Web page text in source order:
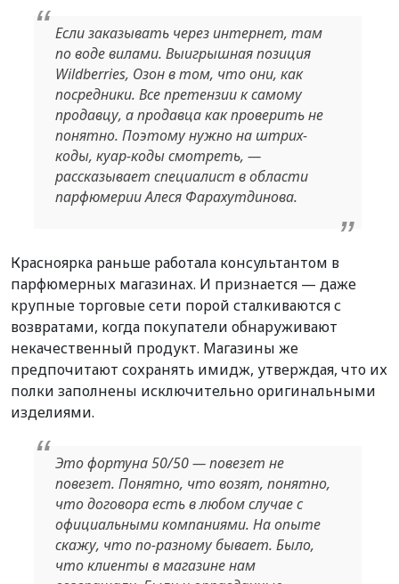
Если заказывать через интернет, там
по воде вилами. Выигрышная позиция
Wildberries, Озон в том, что они, как
посредники. Все претензии к самому
продавцу, а продавца как проверить не
понятно. Поэтому нужно на штрих-
коды, куар-коды смотреть, —
рассказывает специалист в области
парфюмерии Алеся Фарахутдинова.
Красноярка раньше работала консультантом в
парфюмерных магазинах. И признается — даже
крупные торговые сети порой сталкиваются с
возвратами, когда покупатели обнаруживают
некачественный продукт. Магазины же
предпочитают сохранять имидж, утверждая, что их
полки заполнены исключительно оригинальными
изделиями.
Это фортуна 50/50 — повезет не
повезет. Понятно, что возят, понятно,
что договора есть в любом случае с
официальными компаниями. На опыте
скажу, что по-разному бывает. Было,
что клиенты в магазине нам